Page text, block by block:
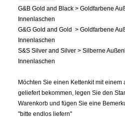
G&B Gold and Black > Goldfarbene
Innenlaschen
G&G Gold and Gold > Goldfarbene
Innenlaschen
S&S Silver and Silver > Silberne
Innenlaschen
Möchten Sie einen Kettenkit mit
geliefert bekommen, legen Sie den
Warenkorb und fügen Sie eine
"bitte endlos liefern"